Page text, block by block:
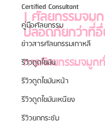
Certified Consultant
คู่มือศัลยกรรม
ข่าวสารศัลยกรรมเกาหลี
รีวิวดูดไขมัน
รีวิวดูดไขมันหน้า
รีวิวดูดไขมันเหนียง
รีวิวยกกระชับ
| ศัลยกรรมจมู
ปลอดภัยกว่าที่อื่
การศัลยกรรมจมูก